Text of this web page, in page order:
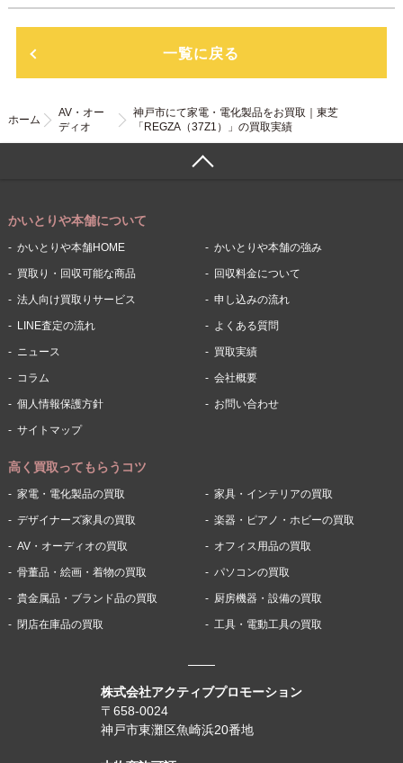
一覧に戻る
ホーム
AV・オー
ディオ
神戸市にて家電・電化製品をお買取｜東芝
「REGZA（37Z1）」の買取実績
株式会社アクティブプロモーション
〒658-0024
神戸市東灘区魚崎浜20番地
かいとりや本舗について
かいとりや本舗HOME かいとりや本舗の強み
買取り・回収可能な商品 回収料金について
法人向け買取りサービス 申し込みの流れ
LINE査定の流れ よくある質問
ニュース 買取実績
コラム 会社概要
個人情報保護方針 お問い合わせ
サイトマップ
高く買取ってもらうコツ
家電・電化製品の買取 家具・インテリアの買取
デザイナーズ家具の買取 楽器・ピアノ・ホビーの買取
AV・オーディオの買取 オフィス用品の買取
骨董品・絵画・着物の買取 パソコンの買取
貴金属品・ブランド品の買取 厨房機器・設備の買取
閉店在庫品の買取 工具・電動工具の買取